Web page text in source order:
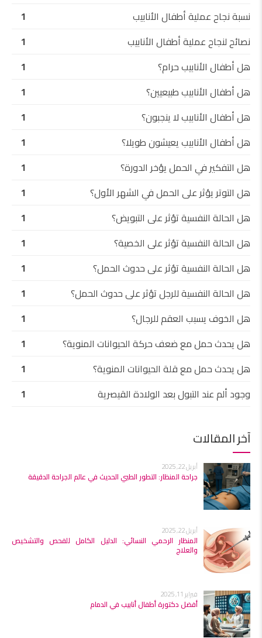
نسبة نجاح عملية أطفال الأنابيب
1
نصائح لنجاح عملية أطفال الأنابيب
1
هل أطفال الأنابيب حرام؟
1
هل أطفال الأنابيب طبيعيين؟
1
هل أطفال الأنابيب لا ينجبون؟
1
هل أطفال الأنابيب يعيشون طويلا؟
1
هل التفكير في الحمل يؤخر الدورة؟
1
هل التوتر يؤثر على الحمل في الشهر الأول؟
1
هل الحالة النفسية تؤثر على التبويض؟
1
هل الحالة النفسية تؤثر على الخصية؟
1
هل الحالة النفسية تؤثر على حدوث الحمل؟
1
هل الحالة النفسية للرجل تؤثر على حدوث الحمل؟
1
هل الخوف يسبب العقم للرجال؟
1
هل يحدث حمل مع ضعف حركة الحيوانات المنوية؟
1
هل يحدث حمل مع قلة الحيوانات المنوية؟
1
وجود ألم عند التبول بعد الولادة القيصرية
1
آخر المقالات
أبريل 22, 2025
جراحة المنظار: التطور الطبي الحديث في عالم الجراحة الدقيقة
أبريل 22, 2025
المنظار الرحمي النسائي: الدليل الكامل للفحص والتشخيص
والعلاج
فبراير 11, 2025
أفضل دكتورة أطفال أنابيب في الدمام